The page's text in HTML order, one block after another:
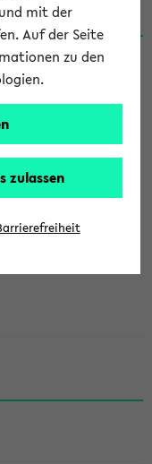
mit der
Auf der Seite
zu den
zulassen